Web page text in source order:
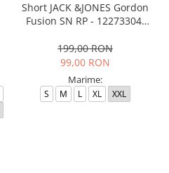
Short JACK &JONES Gordon
Fusion SN RP - 12273304-
199,00 RON
99,00 RON
Marime:
S M L XL XXL